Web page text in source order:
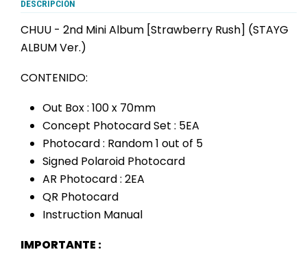
DESCRIPCIÓN
CHUU - 2nd Mini Album [Strawberry Rush] (STAYG
ALBUM Ver.)
CONTENIDO:
Out Box : 100 x 70mm
Concept Photocard Set : 5EA
Photocard : Random 1 out of 5
Signed Polaroid Photocard
AR Photocard : 2EA
QR Photocard
Instruction Manual
IMPORTANTE :